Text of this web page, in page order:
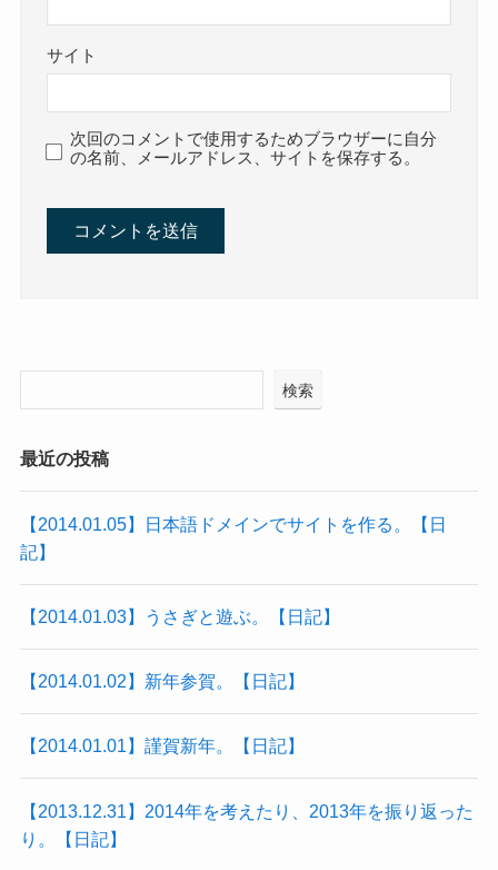
サイト
次回のコメントで使用するためブラウザーに自分
の名前、メールアドレス、サイトを保存する。
検索
最近の投稿
【2014.01.05】日本語ドメインでサイトを作る。【日
記】
【2014.01.03】うさぎと遊ぶ。【日記】
【2014.01.02】新年参賀。【日記】
【2014.01.01】謹賀新年。【日記】
【2013.12.31】2014年を考えたり、2013年を振り返った
り。【日記】